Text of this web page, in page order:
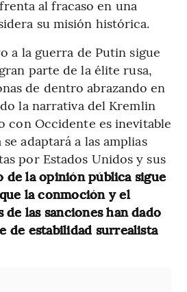
al fracaso en una
su misión histórica.
a la guerra de Putin sigue
parte de la élite rusa,
de dentro abrazando en
la narrativa del Kremlin
con Occidente es inevitable
adaptará a las amplias
por Estados Unidos y sus
de la opinión pública sigue
la conmoción y el
las sanciones han dado
de estabilidad surrealista